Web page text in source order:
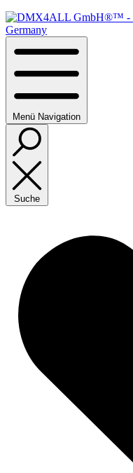
Menü Navigation
Suche